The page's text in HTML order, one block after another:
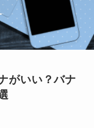
がいい？バナ